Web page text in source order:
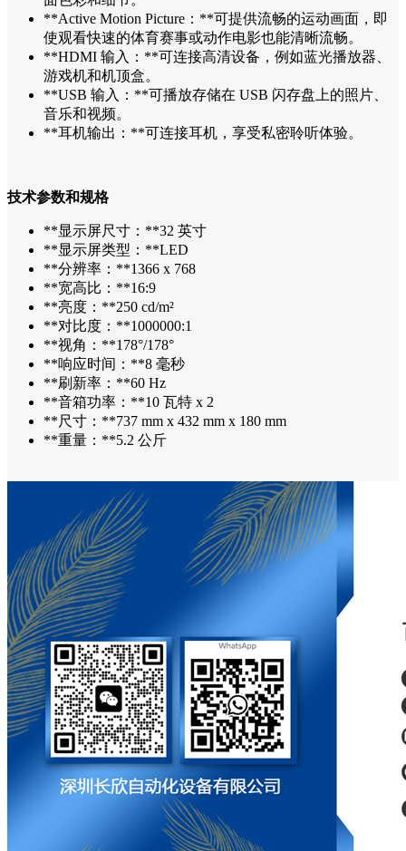
**Active Motion Picture：**可提供流畅的运动画面，即
使观看快速的体育赛事或动作电影也能清晰流畅。
**HDMI 输入：**可连接高清设备，例如蓝光播放器、
游戏机和机顶盒。
**USB 输入：**可播放存储在 USB 闪存盘上的照片、
音乐和视频。
**耳机输出：**可连接耳机，享受私密聆听体验。
技术参数和规格
**显示屏尺寸：**32 英寸
**显示屏类型：**LED
**分辨率：**1366 x 768
**宽高比：**16:9
**亮度：**250 cd/m²
**对比度：**1000000:1
**视角：**178°/178°
**响应时间：**8 毫秒
**刷新率：**60 Hz
**音箱功率：**10 瓦特 x 2
**尺寸：**737 mm x 432 mm x 180 mm
**重量：**5.2 公斤